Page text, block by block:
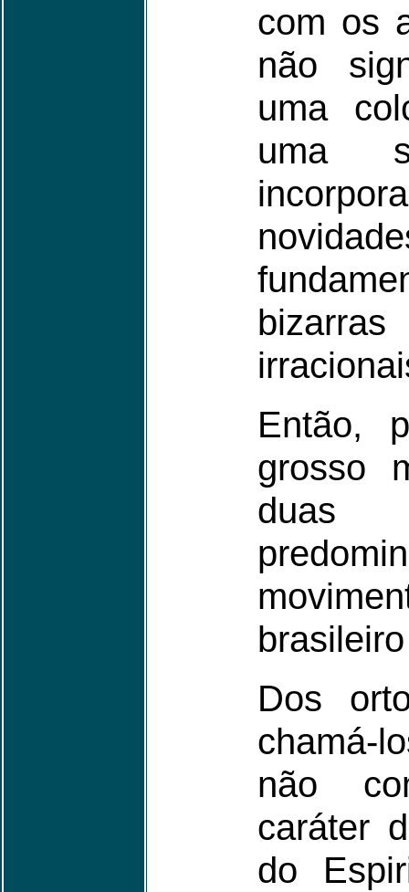
com os
não
uma
uma
Então,
grosso
duas
Dos
não
caráter
do